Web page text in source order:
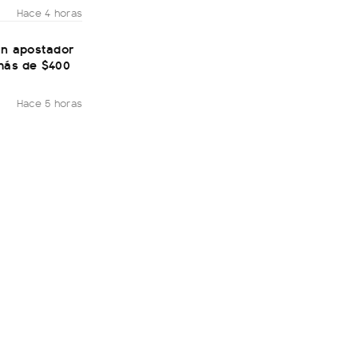
Hace 4 horas
apostador
de $400
Hace 5 horas